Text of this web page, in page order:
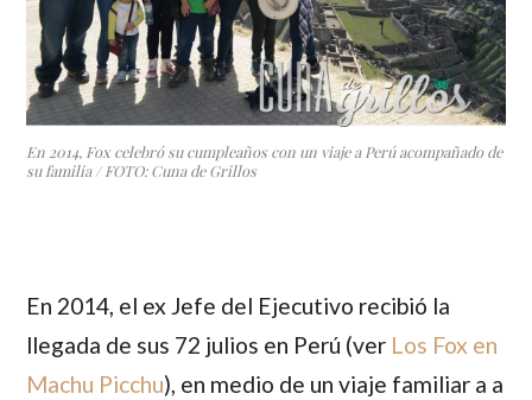
En 2014, Fox celebró su cumpleaños con un viaje a Perú acompañado de
su familia / FOTO: Cuna de Grillos
En 2014, el ex Jefe del Ejecutivo recibió la
llegada de sus 72 julios en Perú (ver Los Fox en
Machu Picchu), en medio de un viaje familiar a a